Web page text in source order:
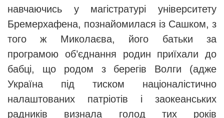
навчаючись у магістратурі університету
Бремерхафена, познайомилася із Сашком, з
того ж Миколаєва, його батьки за
програмою об’єднання родин приїхали до
бабці, що родом з берегів Волги (адже
Україна під тиском націоналістично
налаштованих патріотів і заокеанських
радників визнала голод тих років